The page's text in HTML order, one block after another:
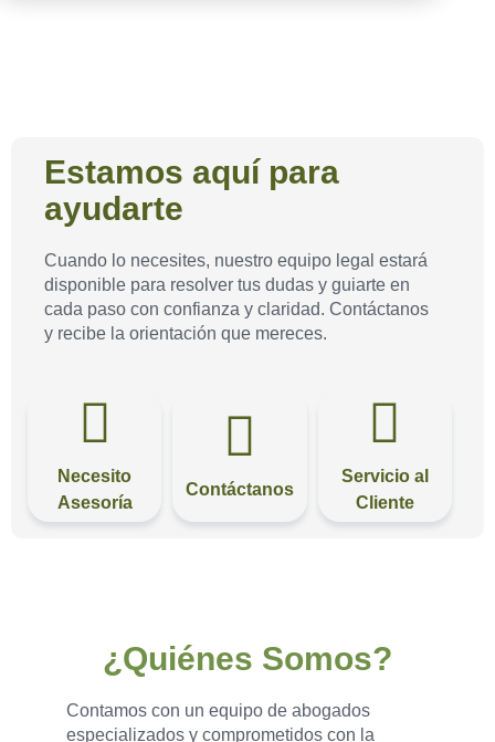
Estamos aquí para
ayudarte​
Cuando lo necesites, nuestro equipo legal estará
disponible para resolver tus dudas y guiarte en
cada paso con confianza y claridad. Contáctanos
y recibe la orientación que mereces.
Necesito
Asesoría
Contáctanos
Servicio al
Cliente
¿Quiénes Somos?
Contamos con un equipo de abogados
especializados y comprometidos con la